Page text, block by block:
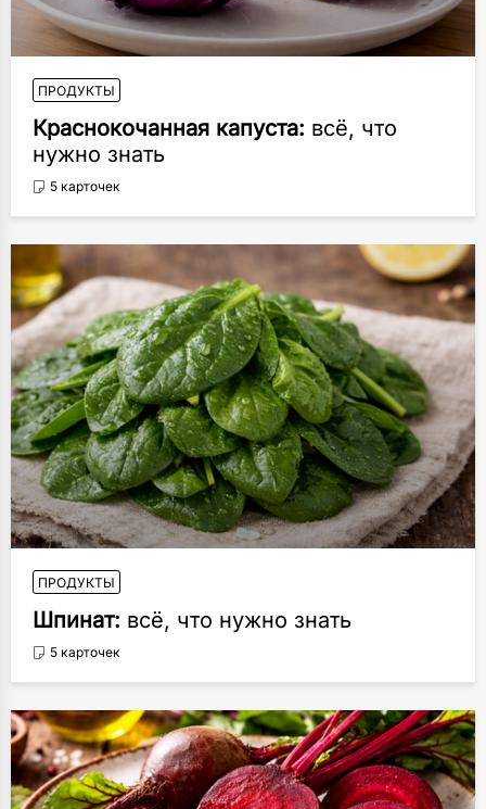
ПРОДУКТЫ
Краснокочанная капуста: всё, что
нужно знать
5 карточек
ПРОДУКТЫ
Шпинат: всё, что нужно знать
5 карточек